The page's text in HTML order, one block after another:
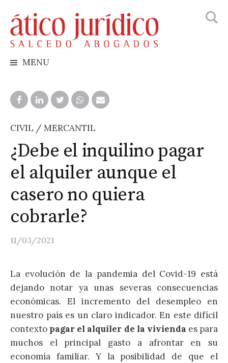
to
content
MENU
CIVIL / MERCANTIL
¿Debe el inquilino pagar
el alquiler aunque el
casero no quiera
cobrarle?
11/03/2021
La evolución de la pandemia del Covid-19 está
dejando notar ya unas severas consecuencias
económicas. El incremento del desempleo en
nuestro país es un claro indicador. En este difícil
contexto pagar el alquiler de la vivienda es para
muchos el principal gasto a afrontar en su
economía familiar. Y la posibilidad de que el